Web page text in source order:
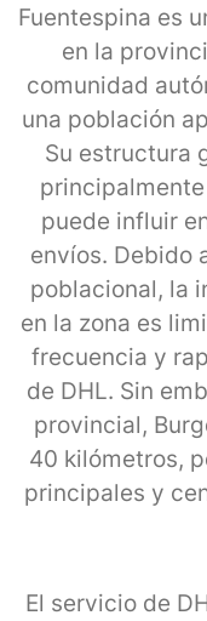
Fuentespina es
en la
comunidad
una población
Su estructura
puede influir
envíos. Debido
poblacional, la
en la zona es
frecuencia y
de DHL. Sin
provincial,
40 kilómetros,
principales y
El servicio de